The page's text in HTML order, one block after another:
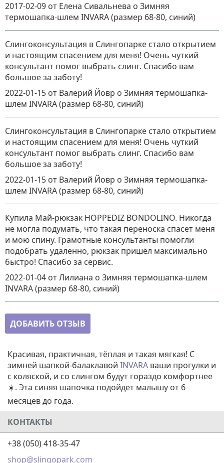
2017-02-09 от Елена Сивальнева о Зимняя
термошапка-шлем INVARA (размер 68-80, синий)
Слингоконсультация в Слингопарке стало открытием
и настоящим спасением для меня! Очень чуткий
консультант помог выбрать слинг. Спасибо вам
большое за заботу!
2022-01-15 от Валерий Йовр о Зимняя термошапка-
шлем INVARA (размер 68-80, синий)
Слингоконсультация в Слингопарке стало открытием
и настоящим спасением для меня! Очень чуткий
консультант помог выбрать слинг. Спасибо вам
большое за заботу!
2022-01-15 от Валерий Йовр о Зимняя термошапка-
шлем INVARA (размер 68-80, синий)
Купила Май-рюкзак HOPPEDIZ BONDOLINO. Никогда
не могла подумать, что такая переноска спасет меня
и мою спину. Грамотные консультанты помогли
подобрать удаленно, рюкзак пришёл максимально
быстро! Спасибо за сервис.
2022-01-04 от Лилиана о Зимняя термошапка-шлем
INVARA (размер 68-80, синий)
ДОБАВИТЬ ОТЗЫВ
Красивая, практичная, тёплая и такая мягкая! С
зимней шапкой-балаклавой INVARA ваши прогулки и
с коляской, и со слингом будут гораздо комфортнее
☀️. Эта синяя шапочка подойдет малышу от 6
месяцев до года.
КОНТАКТЫ
+38 (050) 418-35-47
shop@slingopark.com